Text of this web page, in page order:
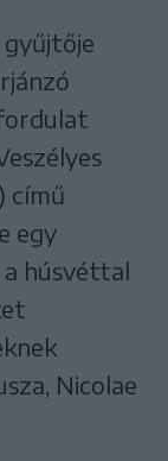
című
egy
a húsvéttal
Nicolae